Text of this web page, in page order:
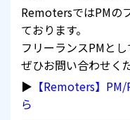
RemotersではPMの
ております。
フリーランスPMと
ぜひお問い合わせく
▶ 【Remoters】
ら